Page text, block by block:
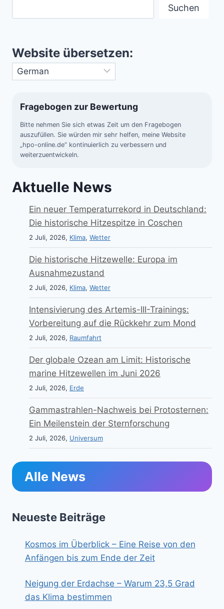
EVOLUTION
Suchen
Website übersetzen:
Fragebogen zur Bewertung
Bitte nehmen Sie sich etwas Zeit um den Fragebogen
auszufüllen. Sie würden mir sehr helfen, meine Website
„hpo-online.de“ kontinuierlich zu verbessern und
weiterzuentwickeln.
Aktuelle News
Ein neuer Temperaturrekord in Deutschland:
Die historische Hitzespitze in Coschen
2 Juli, 2026, Klima, Wetter
Die historische Hitzewelle: Europa im
Ausnahmezustand
2 Juli, 2026, Klima, Wetter
Intensivierung des Artemis-III-Trainings:
Vorbereitung auf die Rückkehr zum Mond
2 Juli, 2026, Raumfahrt
Der globale Ozean am Limit: Historische
marine Hitzewellen im Juni 2026
2 Juli, 2026, Erde
Gammastrahlen-Nachweis bei Protosternen:
Ein Meilenstein der Sternforschung
2 Juli, 2026, Universum
Alle News
Neueste Beiträge
Kosmos im Überblick – Eine Reise von den
Anfängen bis zum Ende der Zeit
Neigung der Erdachse – Warum 23,5 Grad
das Klima bestimmen